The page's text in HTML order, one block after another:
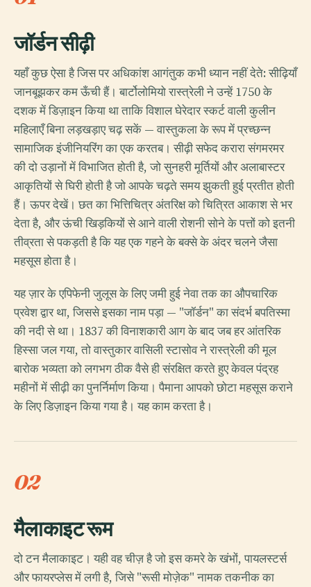
जॉर्डन सीढ़ी
यहाँ कुछ ऐसा है जिस पर अधिकांश आगंतुक कभी ध्यान नहीं देते: सीढ़ियाँ
जानबूझकर कम ऊँची हैं। बार्टोलोमियो रास्त्रेली ने उन्हें 1750 के
दशक में डिज़ाइन किया था ताकि विशाल घेरेदार स्कर्ट वाली कुलीन
महिलाएँ बिना लड़खड़ाए चढ़ सकें — वास्तुकला के रूप में प्रच्छन्न
सामाजिक इंजीनियरिंग का एक करतब। सीढ़ी सफेद करारा संगमरमर
की दो उड़ानों में विभाजित होती है, जो सुनहरी मूर्तियों और अलाबास्टर
आकृतियों से घिरी होती है जो आपके चढ़ते समय झुकती हुई प्रतीत होती
हैं। ऊपर देखें। छत का भित्तिचित्र अंतरिक्ष को चित्रित आकाश से भर
देता है, और ऊंची खिड़कियों से आने वाली रोशनी सोने के पत्तों को इतनी
तीव्रता से पकड़ती है कि यह एक गहने के बक्से के अंदर चलने जैसा
महसूस होता है।
यह ज़ार के एपिफेनी जुलूस के लिए जमी हुई नेवा तक का औपचारिक
प्रवेश द्वार था, जिससे इसका नाम पड़ा — "जॉर्डन" का संदर्भ बपतिस्मा
की नदी से था। 1837 की विनाशकारी आग के बाद जब हर आंतरिक
हिस्सा जल गया, तो वास्तुकार वासिली स्टासोव ने रास्त्रेली की मूल
बारोक भव्यता को लगभग ठीक वैसे ही संरक्षित करते हुए केवल पंद्रह
महीनों में सीढ़ी का पुनर्निर्माण किया। पैमाना आपको छोटा महसूस कराने
के लिए डिज़ाइन किया गया है। यह काम करता है।
02
मैलाकाइट रूम
दो टन मैलाकाइट। यही वह चीज़ है जो इस कमरे के खंभों, पायलस्टर्स
और फायरप्लेस में लगी है, जिसे "रूसी मोज़ेक" नामक तकनीक का